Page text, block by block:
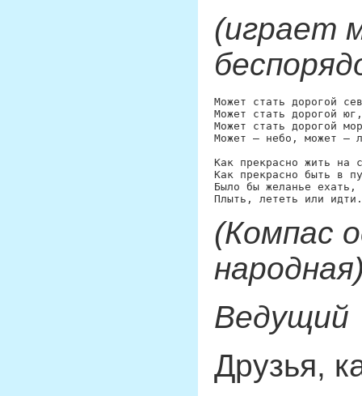
(играет
Может стать дорогой
Может стать дорогой юг,
Может стать дорогой
Может – небо, может –
Как прекрасно жить на
Как прекрасно быть в
Было бы желанье ехать,
(Компас
Ведущий
Друзья,